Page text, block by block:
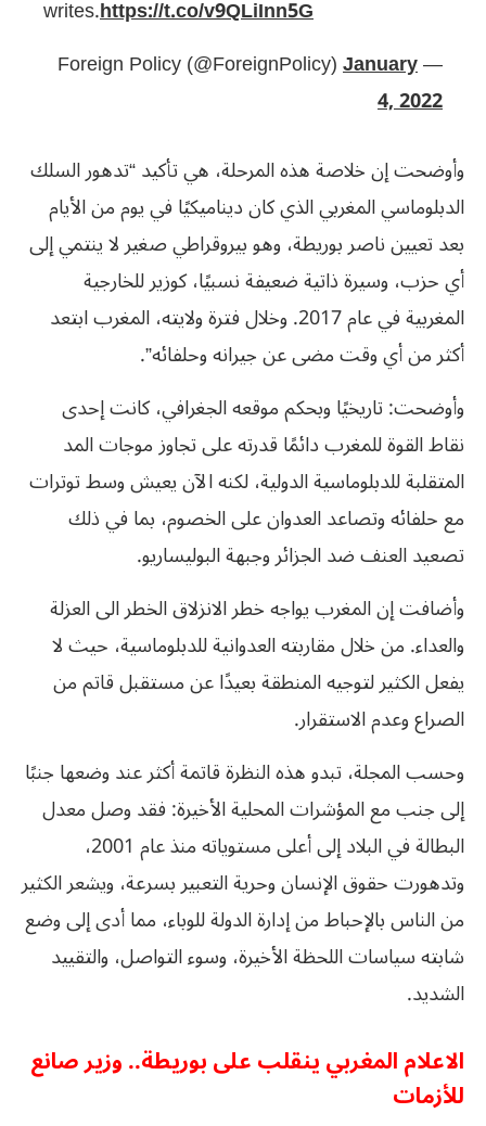
writes.https://t.co/v9QLiInn5G
— Foreign Policy (@ForeignPolicy)
January
4, 2022
وأوضحت إن خلاصة هذه المرحلة، هي تأكيد “تدهور السلك
الدبلوماسي المغربي الذي كان ديناميكيًا في يوم من الأيام
بعد تعيين ناصر بوريطة، وهو بيروقراطي صغير لا ينتمي إلى
أي حزب، وسيرة ذاتية ضعيفة نسبيًا، كوزير للخارجية
المغربية في عام 2017. وخلال فترة ولايته، المغرب ابتعد
أكثر من أي وقت مضى عن جيرانه وحلفائه”.
وأوضحت: تاريخيًا وبحكم موقعه الجغرافي، كانت إحدى
نقاط القوة للمغرب دائمًا قدرته على تجاوز موجات المد
المتقلبة للدبلوماسية الدولية، لكنه الآن يعيش وسط توترات
مع حلفائه وتصاعد العدوان على الخصوم، بما في ذلك
تصعيد العنف ضد الجزائر وجبهة البوليساريو.
وأضافت إن المغرب يواجه خطر الانزلاق الخطر الى العزلة
والعداء. من خلال مقاربته العدوانية للدبلوماسية، حيث لا
يفعل الكثير لتوجيه المنطقة بعيدًا عن مستقبل قاتم من
الصراع وعدم الاستقرار.
وحسب المجلة، تبدو هذه النظرة قاتمة أكثر عند وضعها جنبًا
إلى جنب مع المؤشرات المحلية الأخيرة: فقد وصل معدل
البطالة في البلاد إلى أعلى مستوياته منذ عام 2001،
وتدهورت حقوق الإنسان وحرية التعبير بسرعة، ويشعر الكثير
من الناس بالإحباط من إدارة الدولة للوباء، مما أدى إلى وضع
شابته سياسات اللحظة الأخيرة، وسوء التواصل، والتقييد
الشديد.
الاعلام المغربي ينقلب على بوريطة.. وزير صانع
للأزمات